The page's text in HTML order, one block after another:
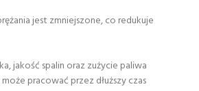
jest zmniejszone, co redukuje
jakość spalin oraz zużycie paliwa
pracować przez dłuższy czas